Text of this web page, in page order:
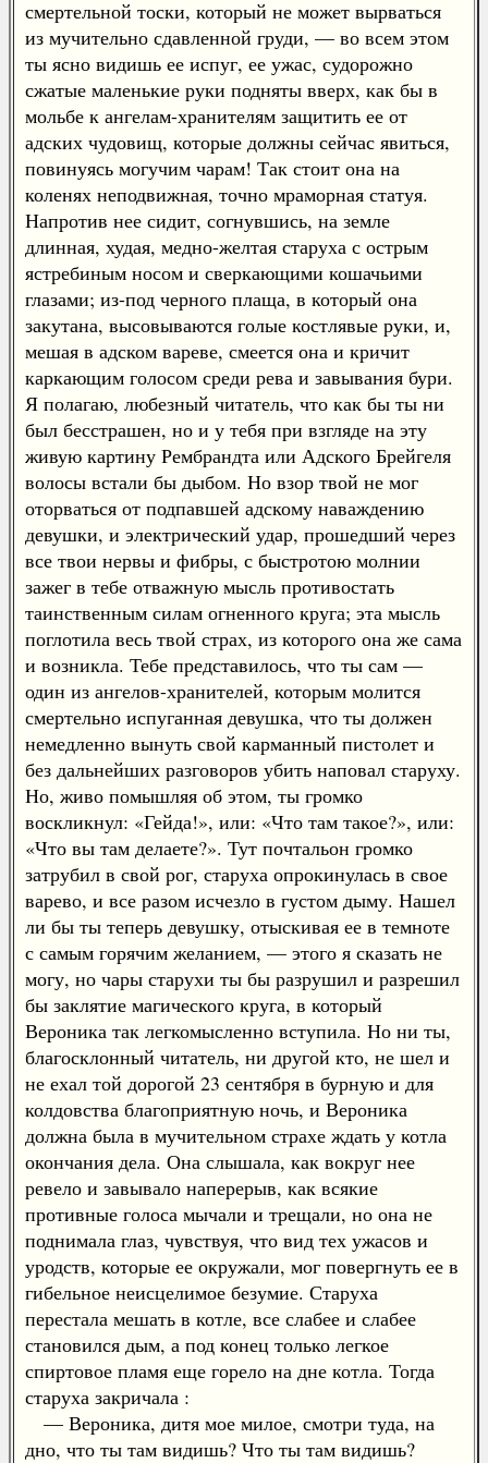
смертельной тоски, который не может вырваться
из мучительно сдавленной груди, — во всем этом
ты ясно видишь ее испуг, ее ужас, судорожно
сжатые маленькие руки подняты вверх, как бы в
мольбе к ангелам-хранителям защитить ее от
адских чудовищ, которые должны сейчас явиться,
повинуясь могучим чарам! Так стоит она на
коленях неподвижная, точно мраморная статуя.
Напротив нее сидит, согнувшись, на земле
длинная, худая, медно-желтая старуха с острым
ястребиным носом и сверкающими кошачьими
глазами; из-под черного плаща, в который она
закутана, высовываются голые костлявые руки, и,
мешая в адском вареве, смеется она и кричит
каркающим голосом среди рева и завывания бури.
Я полагаю, любезный читатель, что как бы ты ни
был бесстрашен, но и у тебя при взгляде на эту
живую картину Рембрандта или Адского Брейгеля
волосы встали бы дыбом. Но взор твой не мог
оторваться от подпавшей адскому наваждению
девушки, и электрический удар, прошедший через
все твои нервы и фибры, с быстротою молнии
зажег в тебе отважную мысль противостать
таинственным силам огненного круга; эта мысль
поглотила весь твой страх, из которого она же сама
и возникла. Тебе представилось, что ты сам —
один из ангелов-хранителей, которым молится
смертельно испуганная девушка, что ты должен
немедленно вынуть свой карманный пистолет и
без дальнейших разговоров убить наповал старуху.
Но, живо помышляя об этом, ты громко
воскликнул: «Гейда!», или: «Что там такое?», или:
«Что вы там делаете?». Тут почтальон громко
затрубил в свой рог, старуха опрокинулась в свое
варево, и все разом исчезло в густом дыму. Нашел
ли бы ты теперь девушку, отыскивая ее в темноте
с самым горячим желанием, — этого я сказать не
могу, но чары старухи ты бы разрушил и разрешил
бы заклятие магического круга, в который
Вероника так легкомысленно вступила. Но ни ты,
благосклонный читатель, ни другой кто, не шел и
не ехал той дорогой 23 сентября в бурную и для
колдовства благоприятную ночь, и Вероника
должна была в мучительном страхе ждать у котла
окончания дела. Она слышала, как вокруг нее
ревело и завывало наперерыв, как всякие
противные голоса мычали и трещали, но она не
поднимала глаз, чувствуя, что вид тех ужасов и
уродств, которые ее окружали, мог повергнуть ее в
гибельное неисцелимое безумие. Старуха
перестала мешать в котле, все слабее и слабее
становился дым, а под конец только легкое
спиртовое пламя еще горело на дне котла. Тогда
старуха закричала :
— Вероника, дитя мое милое, смотри туда, на
дно, что ты там видишь? Что ты там видишь?